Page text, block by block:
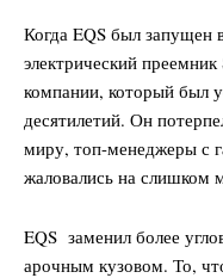
Когда EQS был запущен
электрический
компании, который был
десятилетий. Он
миру, топ-менеджеры с
жаловались на слишком
EQS заменил более
арочным кузовом. То,